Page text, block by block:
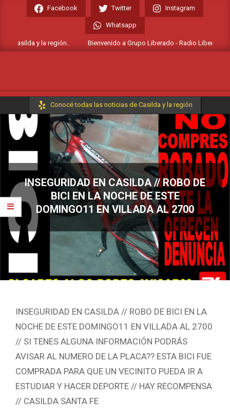
Facebook Twitter Instagram
Whatsapp
Casilda y la región.. Bienvenido a Grupo Liberado - Radio Liberada
Primary
Menu
Conocé todas las noticias de Casilda y la región
INSEGURIDAD EN CASILDA // ROBO DE
BICI EN LA NOCHE DE ESTE
DOMINGO11 EN VILLADA AL 2700
INSEGURIDAD EN CASILDA // ROBO DE BICI EN LA
NOCHE DE ESTE DOMINGO11 EN VILLADA AL 2700
// SI TENES ALGUNA INFORMACIÓN PODRÁS
AVISAR AL NUMERO DE LA PLACA?? ESTA BICI FUE
COMPRADA PARA QUE UN VECINITO PUEDA IR A
ESTUDIAR Y HACER DEPORTE // HAY RECOMPENSA
// CASILDA SANTA FE